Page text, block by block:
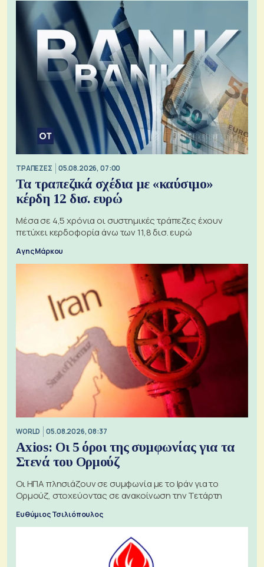
ΤΡΑΠΕΖΕΣ 05.08.2026, 07:00
Τα τραπεζικά σχέδια με «καύσιμο»
κέρδη 12 δισ. ευρώ
Μέσα σε 4,5 χρόνια οι συστημικές τράπεζες έχουν
πετύχει κερδοφορία άνω των 11,8 δισ. ευρώ
Αγης Μάρκου
WORLD 05.08.2026, 08:37
Axios: Οι 5 όροι της συμφωνίας για τα
Στενά του Ορμούζ
Οι ΗΠΑ πλησιάζουν σε συμφωνία με το Ιράν για το
Ορμούζ, στοχεύοντας σε ανακοίνωση την Τετάρτη
Ευθύμιος Τσιλιόπουλος